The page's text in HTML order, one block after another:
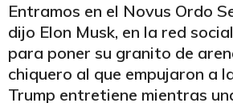
Entramos en el Novus Ordo
dijo Elon Musk, en la red
para poner su granito de
chiquero al que empujaron a
Trump entretiene mientras